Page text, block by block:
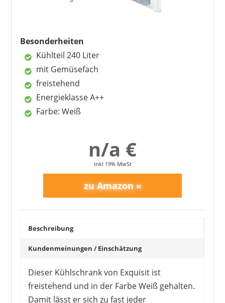
*
EXQUISIT
189,00 €169,95 €*
Besonderheiten
Kühlteil 240 Liter
mit Gemüsefach
freistehend
Energieklasse A++
Farbe: Weiß
n/a €
inkl 19% MwSt
Beschreibung
Kundenmeinungen / Einschätzung
Dieser Kühlschrank von Exquisit ist
freistehend und in der Farbe Weiß gehalten.
Damit lässt er sich zu fast jeder